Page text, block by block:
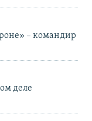
– командир
деле